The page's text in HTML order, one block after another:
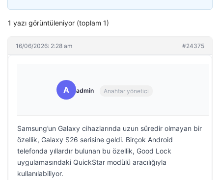
1 yazı görüntüleniyor (toplam 1)
16/06/2026: 2:28 am #24375
A admin Anahtar yönetici
Samsung’un Galaxy cihazlarında uzun süredir olmayan bir
özellik, Galaxy S26 serisine geldi. Birçok Android
telefonda yıllardır bulunan bu özellik, Good Lock
uygulamasındaki QuickStar modülü aracılığıyla
kullanılabiliyor.